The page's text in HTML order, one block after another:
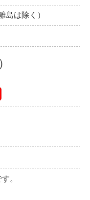
島は除く）
。